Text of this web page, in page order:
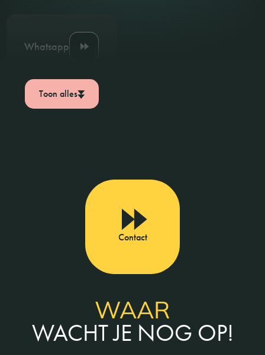
Whatsapp
Toon alles
Contact
WAAR
WACHT JE NOG OP!